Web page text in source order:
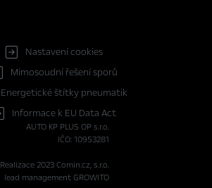
Nastavení cookies
Mimosoudní řešení sporů
Energetické štítky pneumatik
Informace k EU Data Act
AUTO KP PLUS OP s.r.o.
IČO: 10953281
Realizace 2023 Comin.cz, s.r.o.
lead management GROWITO